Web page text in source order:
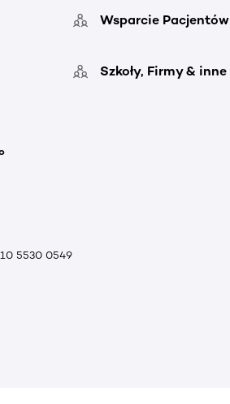
Wsparcie Pacjentów
Szkoły, Firmy & inne
5530 0549